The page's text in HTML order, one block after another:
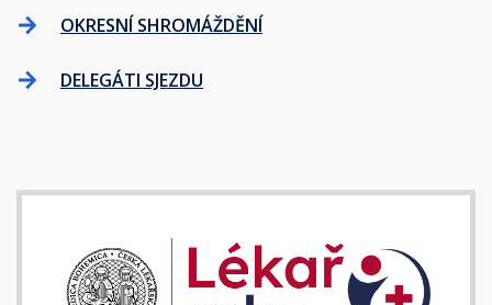
OKRESNÍ SHROMÁŽDĚNÍ
DELEGÁTI SJEZDU